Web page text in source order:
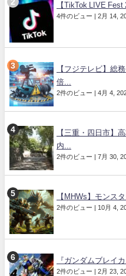
【TikTok LIVE Fest
4件のビュー | 2月 14,
【フジテレビ】総
倍...
2件のビュー | 4月 4,
【三重・四日市】
内...
2件のビュー | 7月 30,
【MHWs】モンス
2件のビュー | 10月 4,
『ガンダムブレイ
2件のビュー | 2月 23,